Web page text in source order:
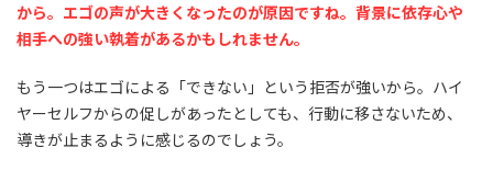
から。エゴの声が大きくなったのが原因ですね。背景に依存心や
相手への強い執着があるかもしれません。
もう一つはエゴによる「できない」という拒否が強いから。ハイ
ヤーセルフからの促しがあったとしても、行動に移さないため、
導きが止まるように感じるのでしょう。